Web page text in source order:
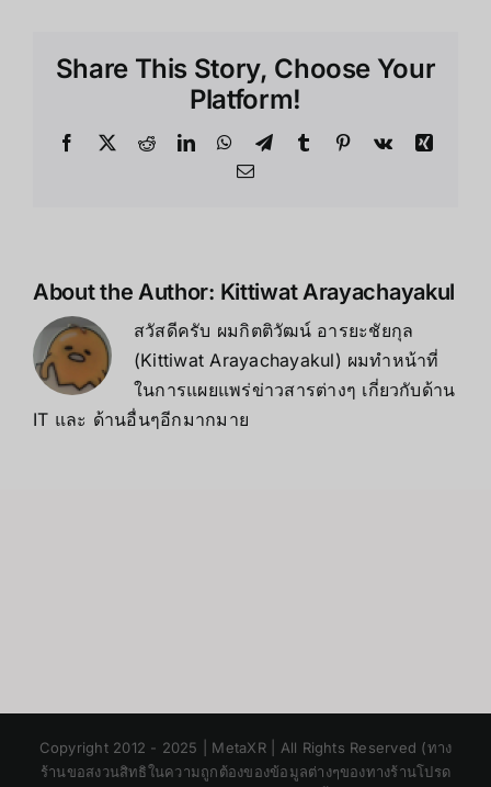
ของ
Max
Share This Story, Choose Your
Platform!
Facebook
X RedditLinkedInWhatsApp
TelegramTumblr Pinterest
Vk
Xing
Email
About the Author: Kittiwat Arayachayakul
สวัสดีครับ ผมกิตติวัฒน์ อารยะชัยกุล
(Kittiwat Arayachayakul) ผมทำหน้าที่
ในการแผยแพร่ข่าวสารต่างๆ เกี่ยวกับด้าน
IT และ ด้านอื่นๆอีกมากมาย
Copyright 2012 - 2025 | MetaXR | All Rights Reserved (ทาง
ร้านขอสงวนสิทธิในความถูกต้องของข้อมูลต่างๆของทางร้านโปรด